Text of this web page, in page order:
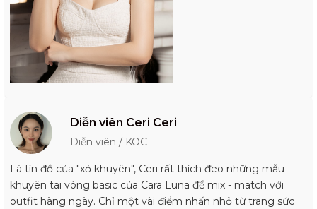
Diễn viên Ceri Ceri
Diễn viên / KOC
Là tín đồ của "xỏ khuyên", Ceri rất thích đeo những mẫu
khuyên tai vòng basic của Cara Luna để mix - match với
outfit hàng ngày. Chỉ một vài điểm nhấn nhỏ từ trang sức